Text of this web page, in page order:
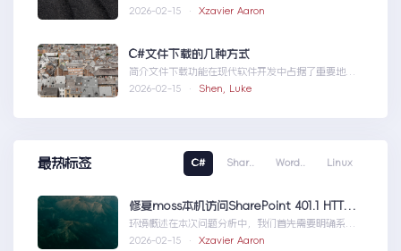
的运行环境。了解环境配置不仅能帮助我们定位问
2026-02-15 · Xzavier Aaron
C#文件下载的几种方式
简介文件下载功能在现代软件开发中占据了重要地
位，无论是为用户提供资源、分发文档，还是实现数
2026-02-15 · Shen, Luke
最热标签 C# Shar.. Word.. Linux
修复moss本机访问SharePoint 401.1 HTTP错误
环境概述在本次问题分析中，我们首先需要明确系统
的运行环境。了解环境配置不仅能帮助我们定位问
2026-02-15 · Xzavier Aaron